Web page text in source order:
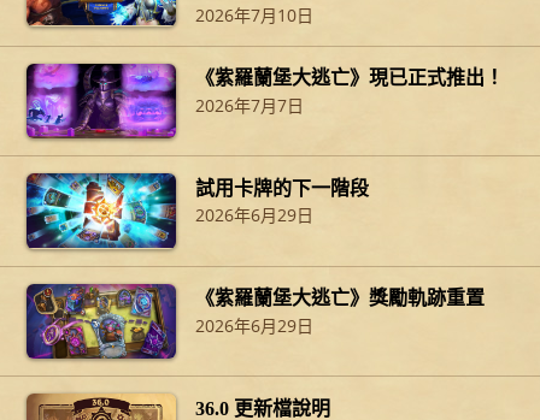
2026年7月10日
《紫羅蘭堡大逃亡》現已正式推出！
2026年7月7日
試用卡牌的下一階段
2026年6月29日
《紫羅蘭堡大逃亡》獎勵軌跡重置
2026年6月29日
36.0 更新檔說明